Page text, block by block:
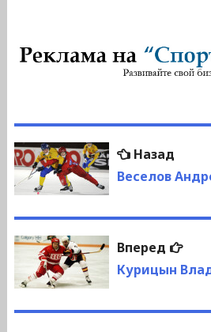
Навигация
по
записям
Назад
Веселов
Вперед
Курицын